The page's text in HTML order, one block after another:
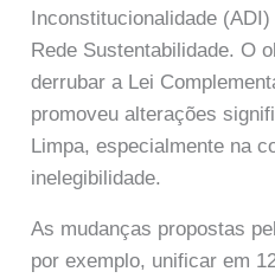
Inconstitucionalidade
Rede Sustentabilidade. O
derrubar a Lei
promoveu alterações
Limpa, especialmente na
inelegibilidade.
As mudanças propostas
por exemplo, unificar em